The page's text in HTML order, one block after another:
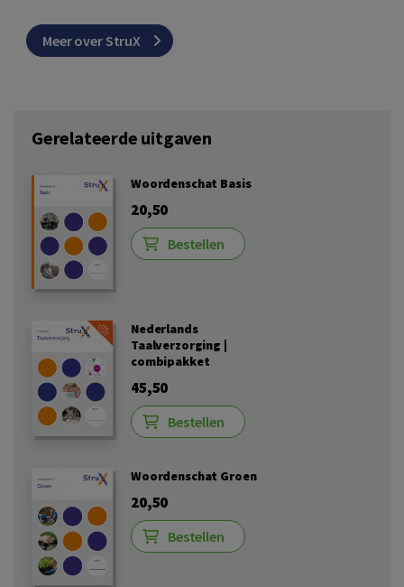
Meer over StruX
Gerelateerde uitgaven
Woordenschat Basis
20,50
Bestellen
Nederlands
Taalverzorging |
combipakket
45,50
Bestellen
Woordenschat Groen
20,50
Bestellen